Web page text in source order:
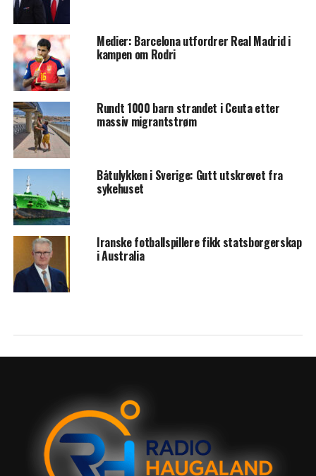
Medier: Barcelona utfordrer Real Madrid i
kampen om Rodri
Rundt 1000 barn strandet i Ceuta etter
massiv migrantstrøm
Båtulykken i Sverige: Gutt utskrevet fra
sykehuset
Iranske fotballspillere fikk statsborgerskap
i Australia